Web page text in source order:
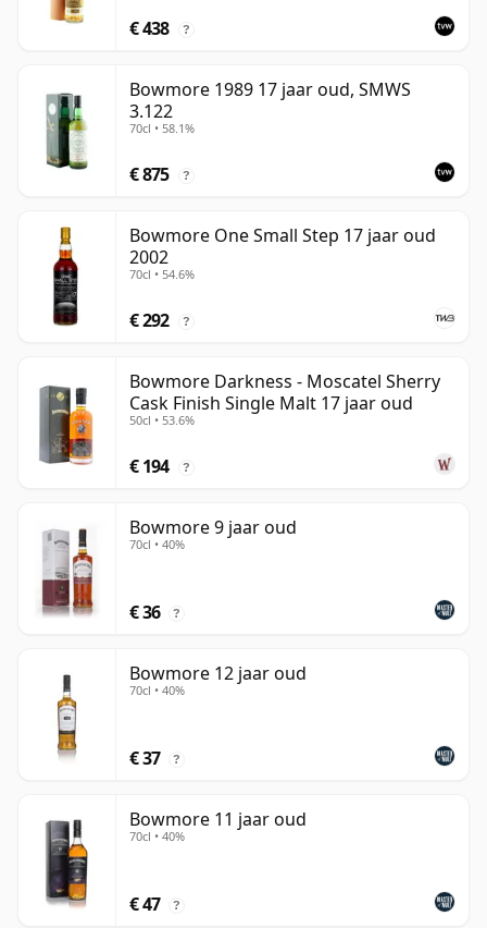
€ 438 ?
Bowmore 1989 17 jaar oud, SMWS
3.122
70cl • 58.1%
€ 875 ?
Bowmore One Small Step 17 jaar oud
2002
70cl • 54.6%
€ 292 ?
Bowmore Darkness - Moscatel Sherry
Cask Finish Single Malt 17 jaar oud
50cl • 53.6%
€ 194 ?
Bowmore 9 jaar oud
70cl • 40%
€ 36 ?
Bowmore 12 jaar oud
70cl • 40%
€ 37 ?
Bowmore 11 jaar oud
70cl • 40%
€ 47 ?